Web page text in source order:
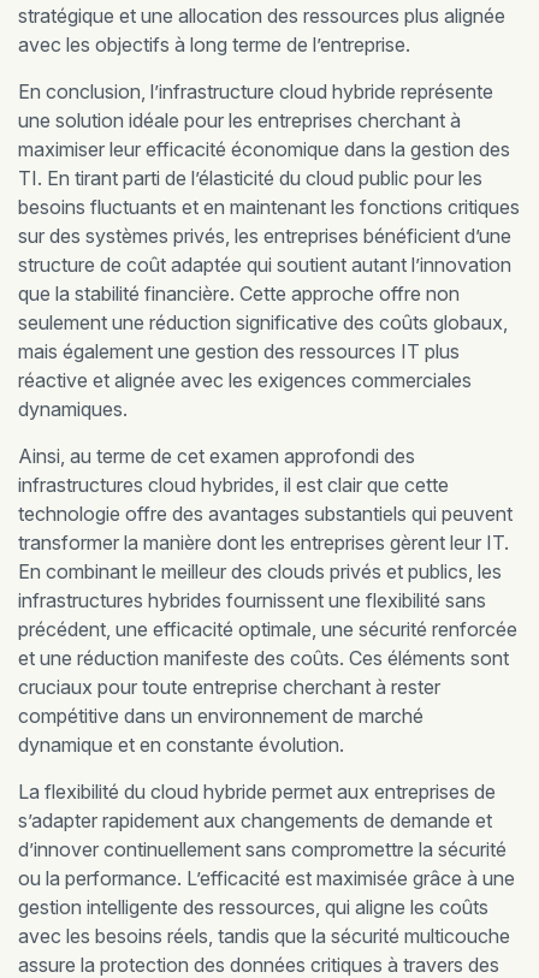
stratégique et une allocation des ressources plus alignée
avec les objectifs à long terme de l’entreprise.
En conclusion, l’infrastructure cloud hybride représente
une solution idéale pour les entreprises cherchant à
maximiser leur efficacité économique dans la gestion des
TI. En tirant parti de l’élasticité du cloud public pour les
besoins fluctuants et en maintenant les fonctions critiques
sur des systèmes privés, les entreprises bénéficient d’une
structure de coût adaptée qui soutient autant l’innovation
que la stabilité financière. Cette approche offre non
seulement une réduction significative des coûts globaux,
mais également une gestion des ressources IT plus
réactive et alignée avec les exigences commerciales
dynamiques.
Ainsi, au terme de cet examen approfondi des
infrastructures cloud hybrides, il est clair que cette
technologie offre des avantages substantiels qui peuvent
transformer la manière dont les entreprises gèrent leur IT.
En combinant le meilleur des clouds privés et publics, les
infrastructures hybrides fournissent une flexibilité sans
précédent, une efficacité optimale, une sécurité renforcée
et une réduction manifeste des coûts. Ces éléments sont
cruciaux pour toute entreprise cherchant à rester
compétitive dans un environnement de marché
dynamique et en constante évolution.
La flexibilité du cloud hybride permet aux entreprises de
s’adapter rapidement aux changements de demande et
d’innover continuellement sans compromettre la sécurité
ou la performance. L’efficacité est maximisée grâce à une
gestion intelligente des ressources, qui aligne les coûts
avec les besoins réels, tandis que la sécurité multicouche
assure la protection des données critiques à travers des